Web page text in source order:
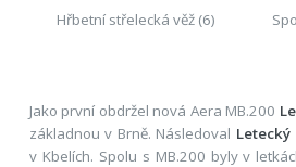
Hřbetní střelecká věž (6)
Jako první obdržel nová Aera MB.200
základnou v Brně. Následoval
v Kbelích. Spolu s MB.200 byly v